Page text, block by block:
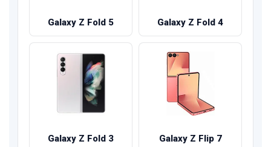
Galaxy Z Fold 5 Galaxy Z Fold 4
Galaxy Z Fold 3 Galaxy Z Flip 7